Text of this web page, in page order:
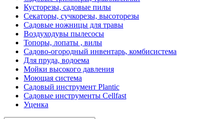
Кусторезы, садовые пилы
Секаторы, сучкорезы, высоторезы
Садовые ножницы для травы
Воздуходувы пылесосы
Топоры, лопаты , вилы
Садово-огородный инвентарь, комбисистема
Для пруда, водоема
Мойки высокого давления
Моющая система
Садовый инструмент Plantic
Садовые инструменты Cellfast
Уценка